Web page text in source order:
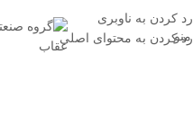
رد کردن به ناوبری
رد کردن به محتوای اصلی
منو